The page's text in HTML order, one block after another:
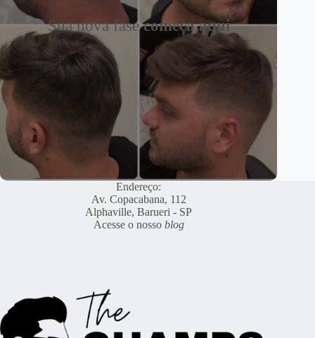
Sua nova fasecomeça aqui
Endereço:
Av. Copacabana, 112
Alphaville, Barueri - SP
Acesse o nosso blog